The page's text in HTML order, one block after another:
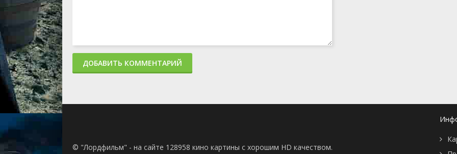
ДОБАВИТЬ КОММЕНТАРИЙ
© "Лордфильм" - на сайте 128958 кино картины с хорошим HD качеством.